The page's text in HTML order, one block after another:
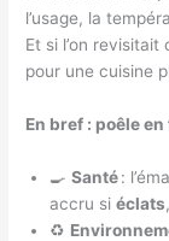
l’usage, la
Et si l’on
pour une cuisine
En bref : poêle
🍳Santé:
accru siéclats
♻️